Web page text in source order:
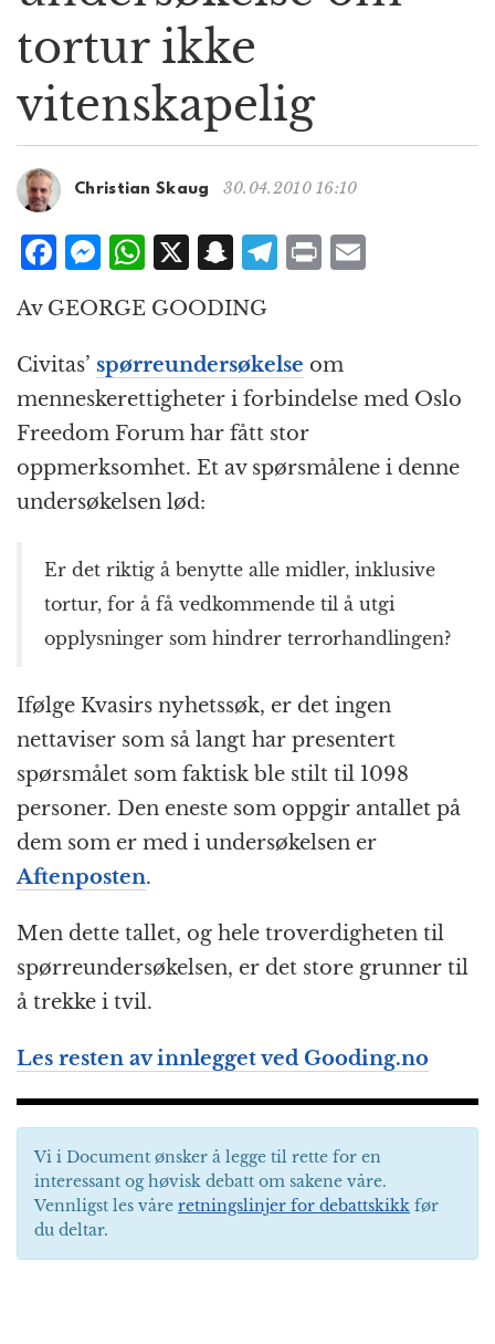
i
o
n
tortur ikke
vitenskapelig
Christian Skaug 30.04.2010 16:10
F
c
e
b
o
o
k
M
ss
e
n
g
e
r
W
at
s
A
p
p
X S
a
p
c
h
at
T
g
r
a
m
P
t
Av GEORGE GOODING
Civitas’ spørreundersøkelse om
menneskerettigheter i forbindelse med Oslo
Freedom Forum har fått stor
oppmerksomhet. Et av spørsmålene i denne
undersøkelsen lød:
Er det riktig å benytte alle midler, inklusive
tortur, for å få vedkommende til å utgi
opplysninger som hindrer terrorhandlingen?
Ifølge Kvasirs nyhetssøk, er det ingen
nettaviser som så langt har presentert
spørsmålet som faktisk ble stilt til 1098
personer. Den eneste som oppgir antallet på
dem som er med i undersøkelsen er
Aftenposten.
Men dette tallet, og hele troverdigheten til
spørreundersøkelsen, er det store grunner til
å trekke i tvil.
Les resten av innlegget ved Gooding.no
Vi i Document ønsker å legge til rette for en
interessant og høvisk debatt om sakene våre.
Vennligst les våre retningslinjer for debattskikk før
du deltar.